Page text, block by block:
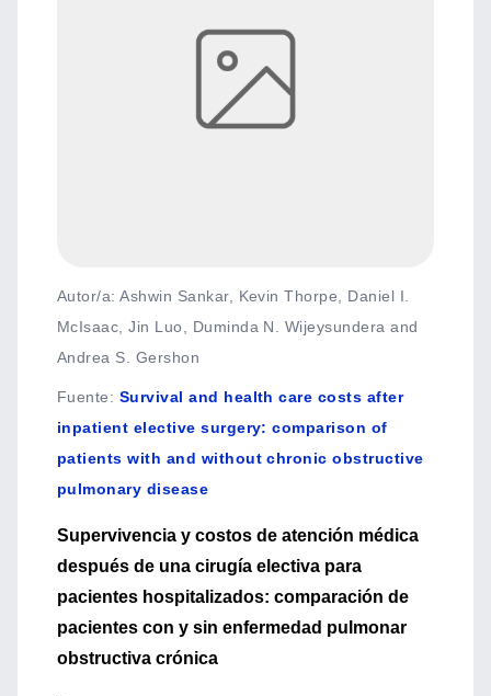
Autor/a: Ashwin Sankar, Kevin Thorpe, Daniel I.
McIsaac, Jin Luo, Duminda N. Wijeysundera and
Andrea S. Gershon
Fuente: Survival and health care costs after
inpatient elective surgery: comparison of
patients with and without chronic obstructive
pulmonary disease
Supervivencia y costos de atención médica
después de una cirugía electiva para
pacientes hospitalizados: comparación de
pacientes con y sin enfermedad pulmonar
obstructiva crónica